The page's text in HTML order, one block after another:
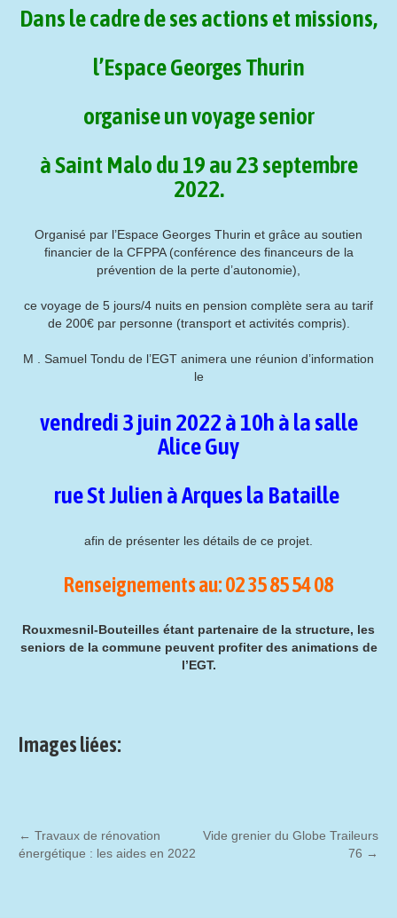
Dans le cadre de ses actions et missions,
l’Espace Georges Thurin
organise un voyage senior
à Saint Malo du 19 au 23 septembre
2022.
Organisé par l’Espace Georges Thurin et grâce au soutien
financier de la CFPPA (conférence des financeurs de la
prévention de la perte d’autonomie),
ce voyage de 5 jours/4 nuits en pension complète sera au tarif
de 200€ par personne (transport et activités compris).
M . Samuel Tondu de l’EGT animera une réunion d’information
le
vendredi 3 juin 2022 à 10h à la salle
Alice Guy
rue St Julien à Arques la Bataille
afin de présenter les détails de ce projet.
Renseignements au: 02 35 85 54 08
Rouxmesnil-Bouteilles étant partenaire de la structure, les
seniors de la commune peuvent profiter des animations de
l’EGT.
Images liées:
← Travaux de rénovation
énergétique : les aides en 2022
Vide grenier du Globe Traileurs
76 →